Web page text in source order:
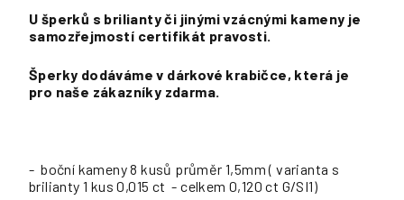
U šperků s brilianty či jinými vzácnými kameny je
samozřejmostí certifikát pravosti.
Šperky dodáváme v dárkové krabičce, která je
pro naše zákazníky zdarma.
- boční kameny 8 kusů průměr 1,5mm ( varianta s
brilianty 1 kus 0,015 ct - celkem 0,120 ct G/SI1)